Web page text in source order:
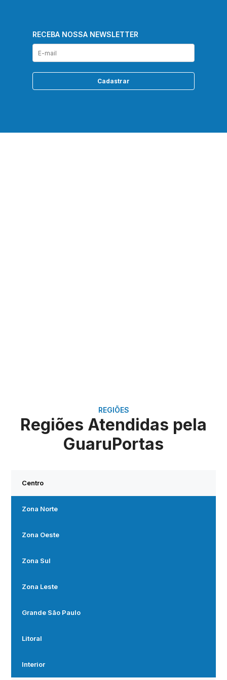
RECEBA NOSSA NEWSLETTER
Cadastrar
REGIÕES
Regiões Atendidas pela
GuaruPortas
Centro
Zona Norte
Zona Oeste
Zona Sul
Zona Leste
Grande São Paulo
Litoral
Interior